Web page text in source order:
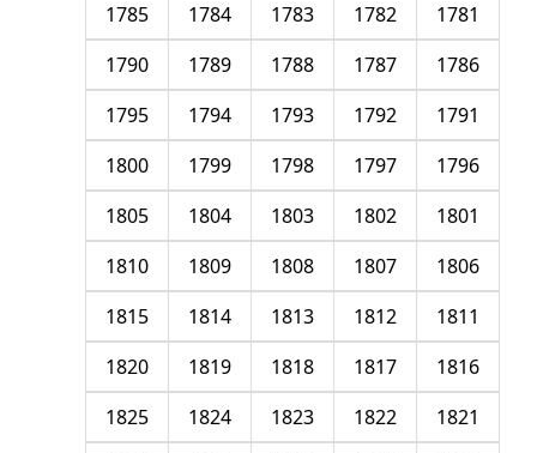
1781
1782
1783
1784
1785
1786
1787
1788
1789
1790
1791
1792
1793
1794
1795
1796
1797
1798
1799
1800
1801
1802
1803
1804
1805
1806
1807
1808
1809
1810
1811
1812
1813
1814
1815
1816
1817
1818
1819
1820
1821
1822
1823
1824
1825